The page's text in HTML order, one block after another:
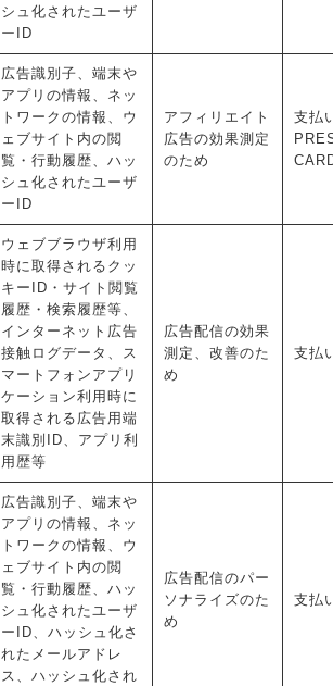
シュ化されたユーザ
ーID
広告識別子、端末や
アプリの情報、ネッ
トワークの情報、ウ
ェブサイト内の閲
覧・行動履歴、ハッ
シュ化されたユーザ
ーID
アフィリエイト
広告の効果測定
のため
支払
ウェブブラウザ利用
時に取得されるクッ
キーID・サイト閲覧
履歴・検索履歴等、
インターネット広告
接触ログデータ、ス
マートフォンアプリ
ケーション利用時に
取得される広告用端
末識別ID、アプリ利
用歴等
広告配信の効果
測定、改善のた
め
支払
広告識別子、端末や
アプリの情報、ネッ
トワークの情報、ウ
ェブサイト内の閲
覧・行動履歴、ハッ
シュ化されたユーザ
ーID、ハッシュ化さ
れたメールアドレ
ス、ハッシュ化され
広告配信のパー
ソナライズのた
め
支払